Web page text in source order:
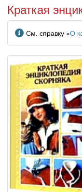
Краткая
Информация
См. справку «О